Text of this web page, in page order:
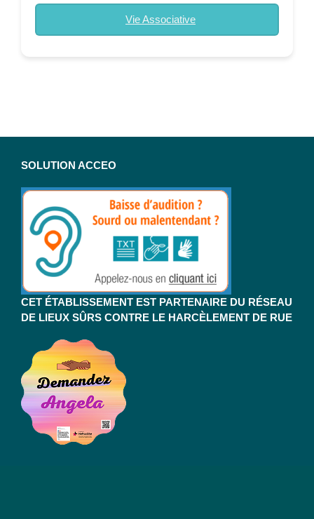
Vie Associative
SOLUTION ACCEO
CET ÉTABLISSEMENT EST PARTENAIRE DU RÉSEAU
DE LIEUX SÛRS CONTRE LE HARCÈLEMENT DE RUE